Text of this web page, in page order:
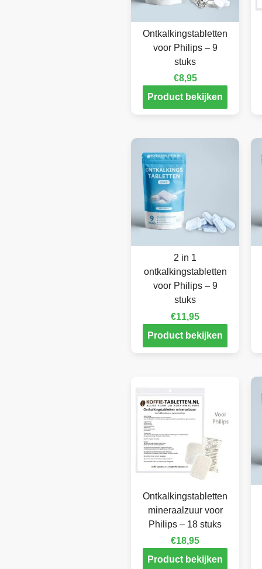
Ontkalkingstabletten
voor Philips – 9
stuks
€8,95
Product bekijken
2 in 1
ontkalkingstabletten
voor Philips – 9
stuks
€11,95
Product bekijken
Ontkalkingstabletten
mineraalzuur voor
Philips – 18 stuks
€18,95
Product bekijken